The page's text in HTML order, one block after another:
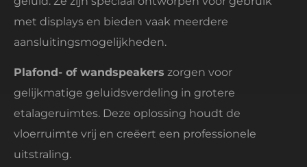
met displays en bieden vaak meerdere
aansluitingsmogelijkheden.
Plafond- of wandspeakers zorgen voor
gelijkmatige geluidsverdeling in grotere
etalageruimtes. Deze oplossing houdt de
vloerruimte vrij en creëert een professionele
uitstraling.